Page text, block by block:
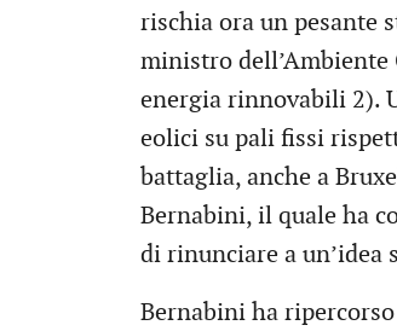
rischia ora un pesante
ministro
energia rinnovabili 2).
eolici su pali fissi
battaglia, anche a
Bernabini, il quale ha
di rinunciare a un’idea
Bernabini ha